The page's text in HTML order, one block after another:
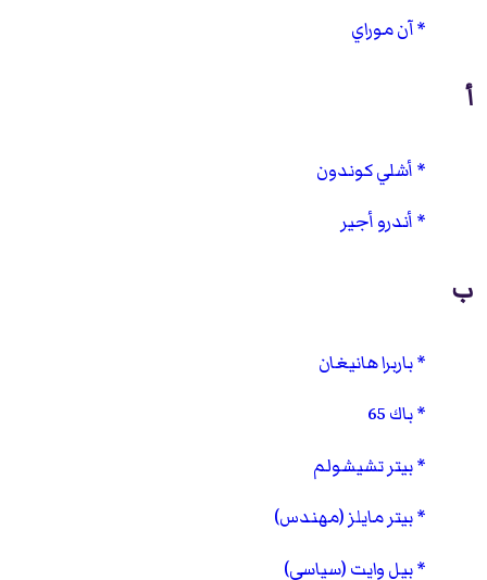
آن موراي
أ
أشلي كوندون
أندرو أجير
ب
باربرا هانيغان
باك 65
بيتر تشيشولم
بيتر مايلز (مهندس)
بيل وايت (سياسي)